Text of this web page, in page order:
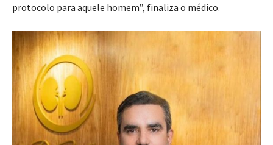
protocolo para aquele homem”, finaliza o médico.